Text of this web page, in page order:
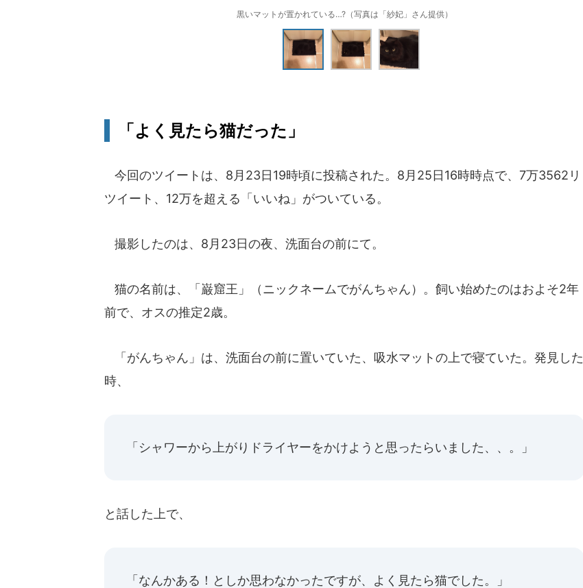
黒いマットが置かれている…?（写真は「紗妃」さん提供）
「よく見たら猫だった」
今回のツイートは、8月23日19時頃に投稿された。8月25日16時時点で、7万3562リ
ツイート、12万を超える「いいね」がついている。
撮影したのは、8月23日の夜、洗面台の前にて。
猫の名前は、「巌窟王」（ニックネームでがんちゃん）。飼い始めたのはおよそ2年
前で、オスの推定2歳。
「がんちゃん」は、洗面台の前に置いていた、吸水マットの上で寝ていた。発見した
時、
「シャワーから上がりドライヤーをかけようと思ったらいました、、。」
と話した上で、
「なんかある！としか思わなかったですが、よく見たら猫でした。」